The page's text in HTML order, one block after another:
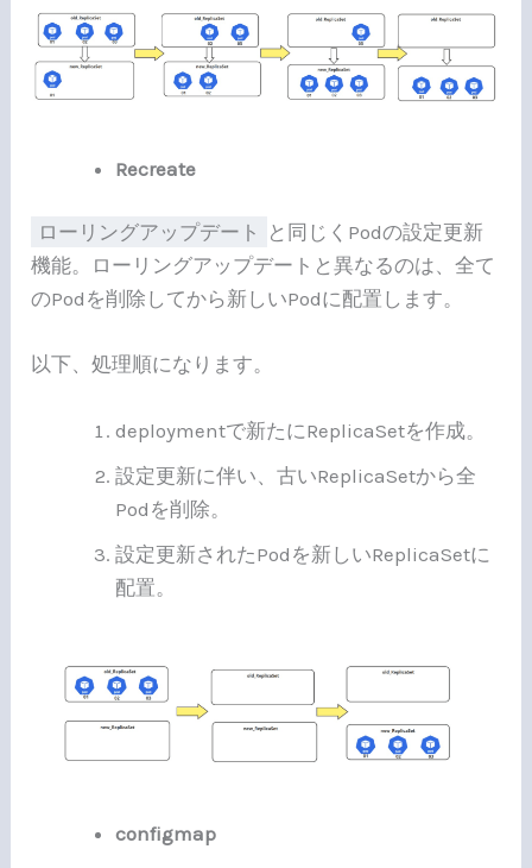
Recreate
ローリングアップデート
と同じくPodの設定更新
機能。ローリングアップデートと異なるのは、全て
のPodを削除してから新しいPodに配置します。
以下、処理順になります。
deploymentで新たにReplicaSetを作成。
設定更新に伴い、古いReplicaSetから全
Podを削除。
設定更新されたPodを新しいReplicaSetに
配置。
configmap